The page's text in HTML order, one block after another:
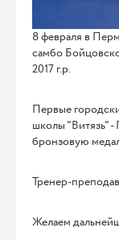
8 февраля в
самбо
2017 г.р.
Первые
школы "Витязь" -
бронзовую
Тренер-
Желаем